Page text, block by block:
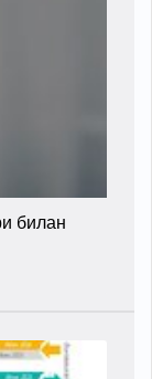
билан